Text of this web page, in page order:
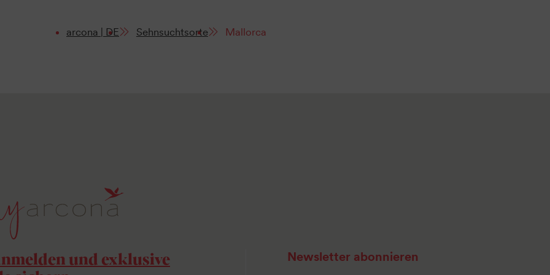
arcona | DE Sehnsuchtsorte Mallorca
und exklusive
Newsletter abonnieren